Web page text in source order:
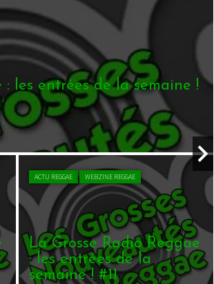
Radio Reggae
de la
! #10
ACTU REGGAE
La
By J.Lion /